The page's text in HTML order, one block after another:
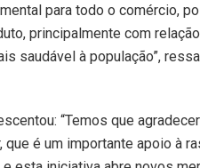
para todo o comércio,
principalmente com
saudável à população”,
“Temos que
é um importante apoio à